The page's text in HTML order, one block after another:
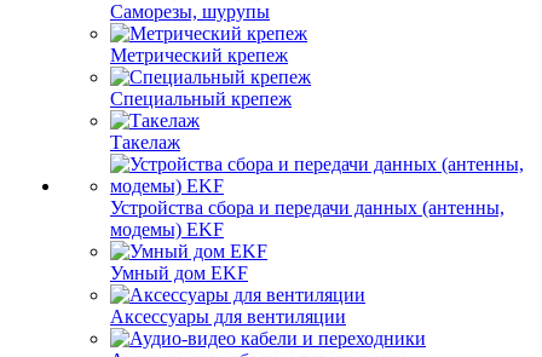
Саморезы, шурупы
Метрический крепеж
Специальный крепеж
Такелаж
Устройства сбора и передачи данных (антенны,
модемы) EKF
Умный дом EKF
Аксессуары для вентиляции